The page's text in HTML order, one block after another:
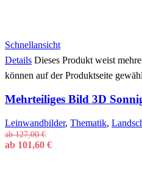
Schnellansicht
Details Dieses Produkt weist
können auf der Produktseite
Mehrteiliges Bild 3D
Leinwandbilder, Thematik,
ab127,00€
ab 101,60 €